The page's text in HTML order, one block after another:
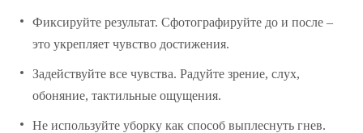
Фиксируйте результат. Сфотографируйте до и после –
это укрепляет чувство достижения.
Задействуйте все чувства. Радуйте зрение, слух,
обоняние, тактильные ощущения.
Не используйте уборку как способ выплеснуть гнев.